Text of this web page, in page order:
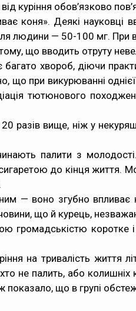
куріння обов’язково
коня». Деякі
людини — 50-100 мг. При
що вводить отруту
хвороб, діючи
що при викурюванні
тютюнового
20 разів вище, ніж у
палити з
до кінця життя.
— воно згубно
що й курець,
громадськістю
на тривалість життя
не палить, або
що в групі